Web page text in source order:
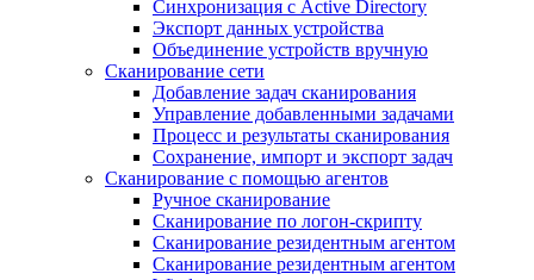
Синхронизация с Active Directory
Экспорт данных устройства
Объединение устройств вручную
Сканирование сети
Добавление задач сканирования
Управление добавленными задачами
Процесс и результаты сканирования
Сохранение, импорт и экспорт задач
Сканирование с помощью агентов
Ручное сканирование
Сканирование по логон-скрипту
Сканирование резидентным агентом
Сканирование резидентным агентом